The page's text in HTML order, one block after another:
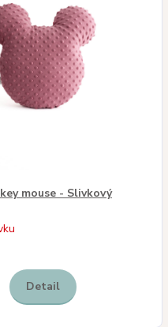
mouse - Slivkový
Detail